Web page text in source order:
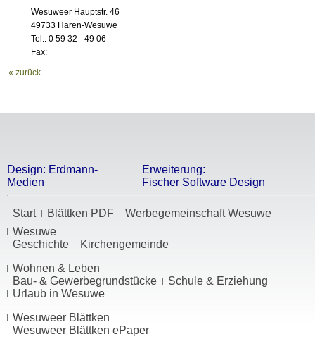
Wesuweer Hauptstr. 46
49733 Haren-Wesuwe
Tel.: 0 59 32 - 49 06
Fax:
« zurück
Design: Erdmann-
Medien
Erweiterung:
Fischer Software Design
Start Blättken PDF
Werbegemeinschaft Wesuwe
Wesuwe
Geschichte
Kirchengemeinde
Wohnen & Leben
Bau- & Gewerbegrundstücke
Schule & Erziehung
Urlaub in Wesuwe
Wesuweer Blättken
Wesuweer Blättken ePaper